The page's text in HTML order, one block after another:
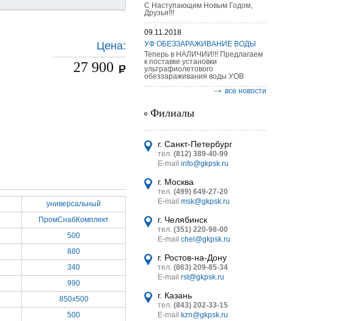
гидравлическую AS 25 г/п
производителя!
пищевых растительных
эпидемеологическим
и Растворосмеситель
СКАУТ MINI
Цена:
27 900
универсальный
ПромСнабКомплект
500
880
340
990
850x500
500
С Наступающим Новым Годом,
Друзья!!!
09.11.2018
УФ ОБЕЗЗАРАЖИВАНИЕ ВОДЫ
Теперь в НАЛИЧИИ!!! Предлагаем
к поставке установки
ультрафиолетового
обеззараживания воды УОВ
все новости
Филиалы
г. Санкт-Петербург
тел. (812) 389-40-99
E-mail info@gkpsk.ru
г. Москва
тел. (499) 649-27-20
E-mail msk@gkpsk.ru
г. Челябинск
тел. (351) 220-98-00
E-mail chel@gkpsk.ru
г. Ростов-на-Дону
тел. (863) 209-85-34
E-mail rst@gkpsk.ru
г. Казань
тел. (843) 202-33-15
E-mail
kzn@gkpsk.ru